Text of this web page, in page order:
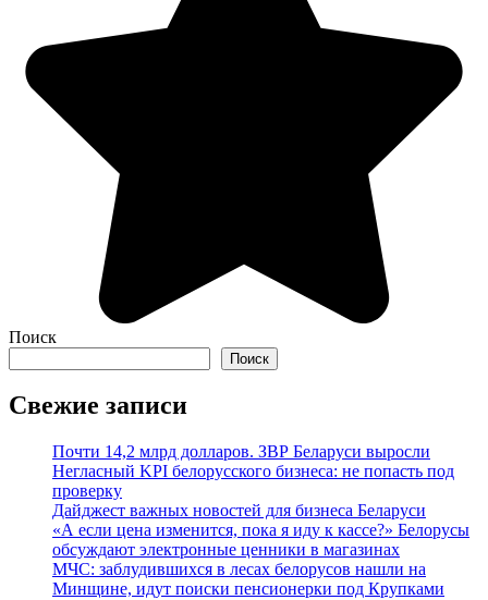
Поиск
Поиск
Свежие записи
Почти 14,2 млрд долларов. ЗВР Беларуси выросли
Негласный KPI белорусского бизнеса: не попасть под
проверку
Дайджест важных новостей для бизнеса Беларуси
«А если цена изменится, пока я иду к кассе?» Белорусы
обсуждают электронные ценники в магазинах
МЧС: заблудившихся в лесах белорусов нашли на
Минщине, идут поиски пенсионерки под Крупками